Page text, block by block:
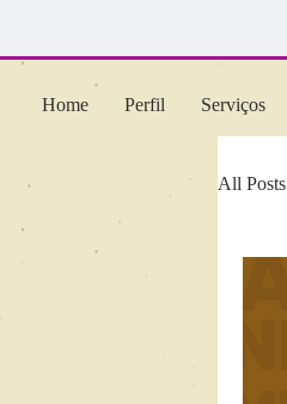
Home Perfil Serviços
All Posts